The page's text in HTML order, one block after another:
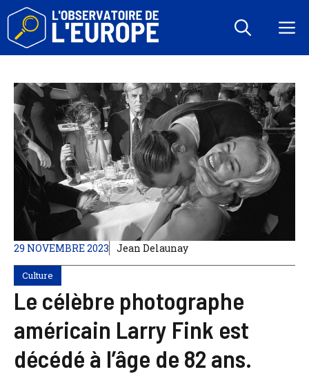
Aller
contenu
29 NOVEMBRE 2023 Jean Delaunay
Culture
Le célèbre photographe
américain Larry Fink est
décédé à l’âge de 82 ans.